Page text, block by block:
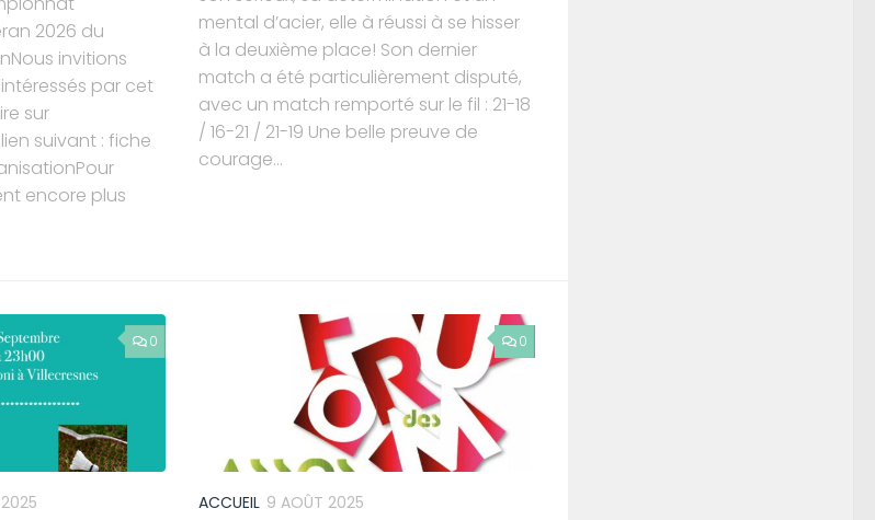
2026 du
invitions
par cet
sur
suivant : fiche
encore plus
mental d’acier, elle à réussi à se hisser
à la deuxième place! Son dernier
match a été particulièrement disputé,
avec un match remporté sur le fil : 21-18
/ 16-21 / 21-19 Une belle preuve de
courage...
0
2025
0
ACCUEIL 9 AOÛT 2025